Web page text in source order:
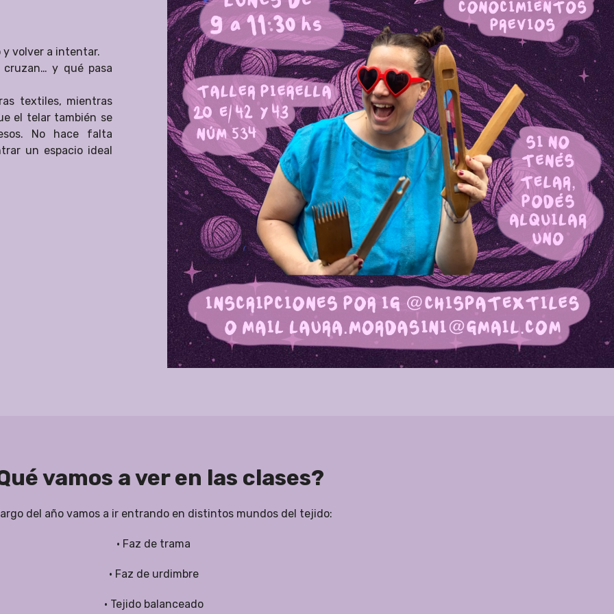
y volver a intentar.
y qué pasa
textiles, mientras
el telar también se
No hace falta
un espacio ideal
vamos a ver en las clases?
del año vamos a ir entrando en distintos mundos del tejido:
• Faz de trama
• Faz de urdimbre
• Tejido balanceado